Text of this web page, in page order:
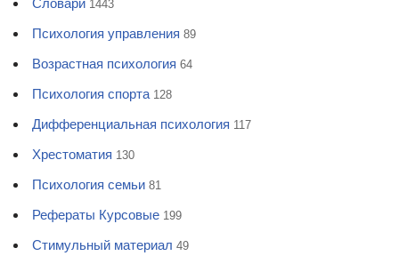
Словари 1443
Психология управления 89
Возрастная психология 64
Психология спорта 128
Дифференциальная психология 117
Хрестоматия 130
Психология семьи 81
Рефераты Курсовые 199
Стимульный материал 49